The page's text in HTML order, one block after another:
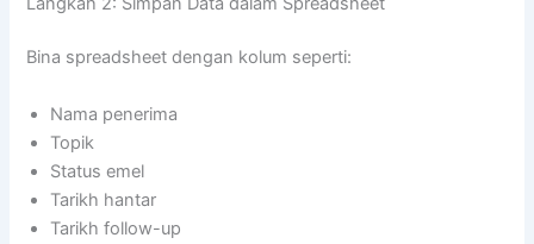
Bina spreadsheet dengan kolum seperti:
Nama penerima
Topik
Status emel
Tarikh hantar
Tarikh follow-up